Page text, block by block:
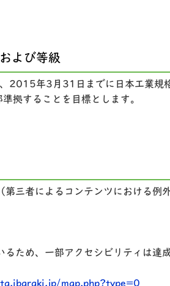
よび等級
、2015年3月31日までに日本工業
拠することを目標とします。
三者によるコンテンツにおける例
るため、一部アクセシビリティは達